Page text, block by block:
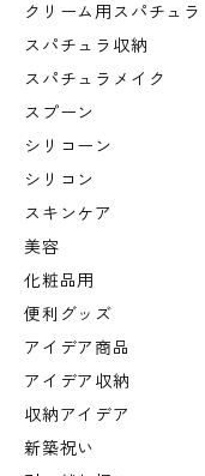
クリーム用スパチュラ
スパチュラ収納
スパチュラメイク
スプーン
シリコーン
シリコン
スキンケア
美容
化粧品用
便利グッズ
アイデア商品
アイデア収納
収納アイデア
新築祝い